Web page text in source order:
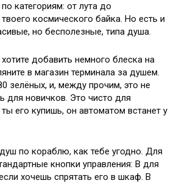
категориям: от лута до
космического байка. Но есть и
но бесполезные, типа душа.
добавить немного блеска на
в магазин терминала за душем.
зелёных, и, между прочим, это не
для новичков. Это чисто для
его купишь, он автоматом встанет у
по кораблю, как тебе угодно. Для
кнопки управления: B для
хочешь спрятать его в шкаф. В